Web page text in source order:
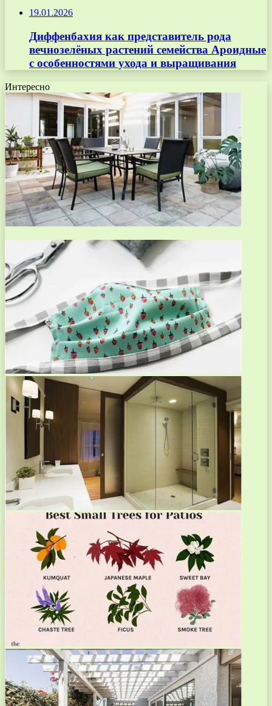
19.01.2026
Диффенбахия как представитель рода
вечнозелёных растений семейства Ароидные
с особенностями ухода и выращивания
Интересно